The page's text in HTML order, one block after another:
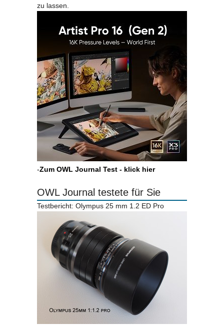
zu lassen.
-Zum OWL Journal Test - klick hier
OWL Journal testete für Sie
Testbericht: Olympus 25 mm 1.2 ED Pro